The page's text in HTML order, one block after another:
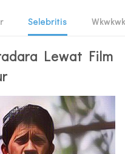
Selebritis Wkwkwk
Lewat Film